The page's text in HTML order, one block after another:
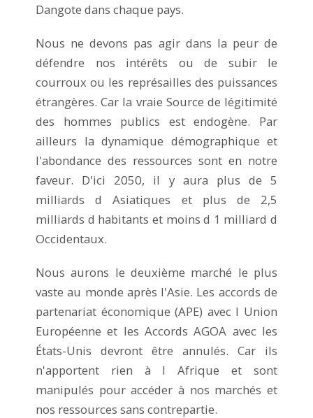
Dangote dans chaque pays.
Nous ne devons pas agir dans la peur de
défendre nos intérêts ou de subir le
courroux ou les représailles des puissances
étrangères. Car la vraie Source de légitimité
des hommes publics est endogène. Par
ailleurs la dynamique démographique et
l'abondance des ressources sont en notre
faveur. D'ici 2050, il y aura plus de 5
milliards d Asiatiques et plus de 2,5
milliards d habitants et moins d 1 milliard d
Occidentaux.
Nous aurons le deuxième marché le plus
vaste au monde après l'Asie. Les accords de
partenariat économique (APE) avec l Union
Européenne et les Accords AGOA avec les
États-Unis devront être annulés. Car ils
n'apportent rien à l Afrique et sont
manipulés pour accéder à nos marchés et
nos ressources sans contrepartie.